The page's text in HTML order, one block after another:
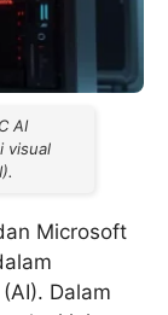
AI
visual
Microsoft
Dalam